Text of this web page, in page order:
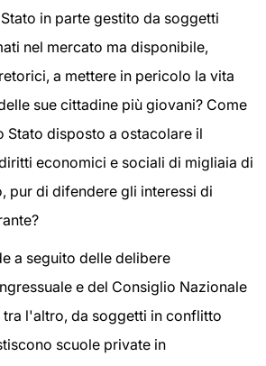
in parte gestito da soggetti
nel mercato ma disponibile,
a mettere in pericolo la vita
sue cittadine più giovani? Come
Stato disposto a ostacolare il
economici e sociali di migliaia di
pur di difendere gli interessi di
a seguito delle delibere
e del Consiglio Nazionale
tra l'altro, da soggetti in conflitto
scuole private in